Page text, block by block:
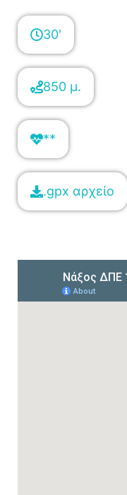
30'
850 μ.
**
.gpx αρχείο